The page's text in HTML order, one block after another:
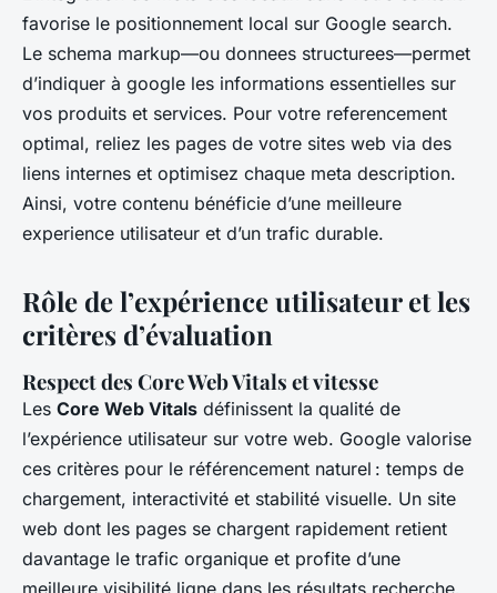
favorise le positionnement local sur Google search.
Le schema markup—ou donnees structurees—permet
d’indiquer à google les informations essentielles sur
vos produits et services. Pour votre referencement
optimal, reliez les pages de votre sites web via des
liens internes et optimisez chaque meta description.
Ainsi, votre contenu bénéficie d’une meilleure
experience utilisateur et d’un trafic durable.
Rôle de l’expérience utilisateur et les
critères d’évaluation
Respect des Core Web Vitals et vitesse
Les Core Web Vitals définissent la qualité de
l’expérience utilisateur sur votre web. Google valorise
ces critères pour le référencement naturel : temps de
chargement, interactivité et stabilité visuelle. Un site
web dont les pages se chargent rapidement retient
davantage le trafic organique et profite d’une
meilleure visibilité ligne dans les résultats recherche.